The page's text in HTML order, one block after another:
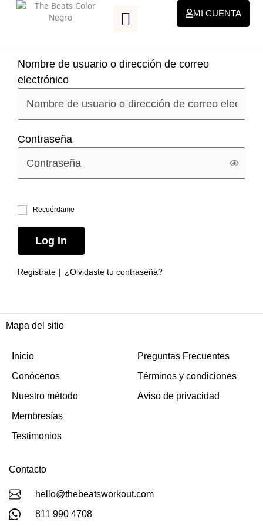
MI CUENTA
Nombre de usuario o dirección de correo
electrónico
Contraseña
Recuérdame
Log In
Registrate ¿Olvidaste tu contraseña?
Mapa del sitio
Inicio
Conócenos
Nuestro método
Membresías
Testimonios
Preguntas Frecuentes
Términos y condiciones
Aviso de privacidad
Contacto
hello@thebeatsworkout.com
811 990 4708